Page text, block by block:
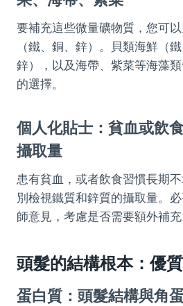
要補充這些微量礦物質，您可
（鐵、銅、鋅）。貝類海鮮（
鋅），以及海帶、紫菜等海藻
的選擇。
個人化貼士：貧血或飲
攝取量
患有貧血，或者飲食習慣長期
別檢視鐵質和鋅質的攝取量。
師意見，考慮是否需要額外補充
頭髮的結構根本：優
蛋白質：頭髮結構與角